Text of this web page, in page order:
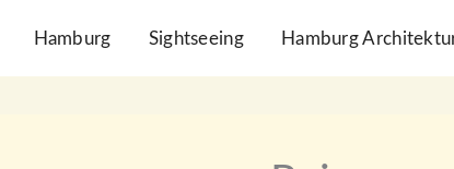
Hamburg Sightseeing Hamburg